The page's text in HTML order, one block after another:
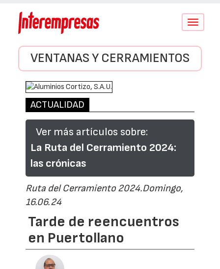
Conmutar
VENTANAS Y CERRAMIENTOS
ACTUALIDAD
Ver más artículos sobre:
La Ruta del Cerramiento 2024:
las crónicas
Ruta del Cerramiento 2024.Domingo,
16.06.24
Tarde de reencuentros
en Puertollano